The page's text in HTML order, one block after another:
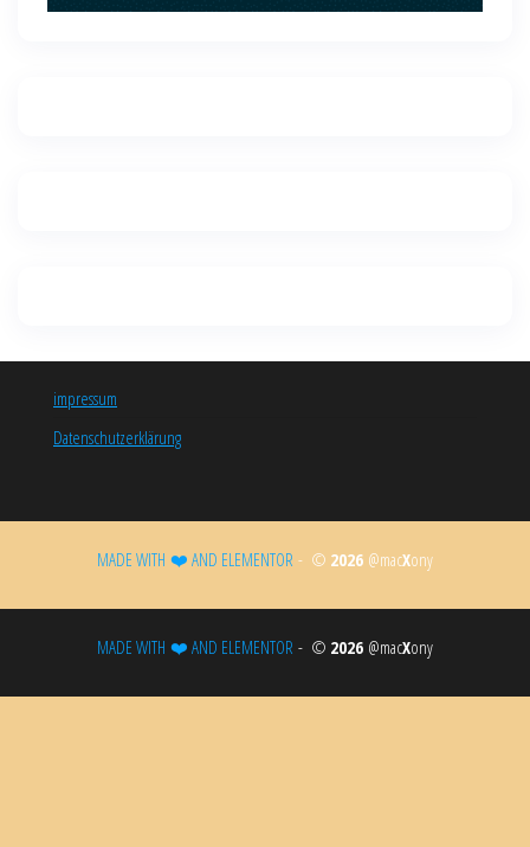
impressum
Datenschutzerklärung
MADE WITH ❤️ AND ELEMENTOR​ - © 2026 @macXony
MADE WITH ❤️ AND ELEMENTOR​ - © 2026 @macXony